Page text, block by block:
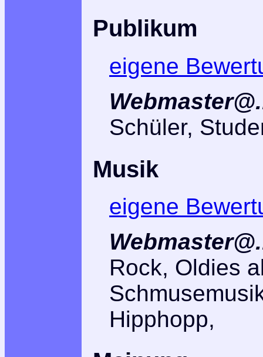
Publikum
eigene
Schüler,
Musik
eigene
Rock, Oldies
Hipphopp,